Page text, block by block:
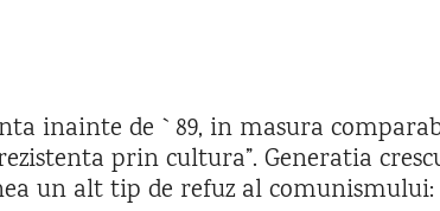
inainte de `89, in masura
prin cultura”. Generatia
un alt tip de refuz al